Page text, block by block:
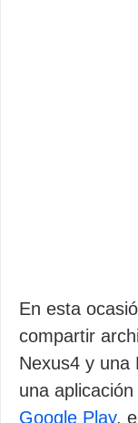
En esta
compartir
Nexus4 y una
una
Google Play,